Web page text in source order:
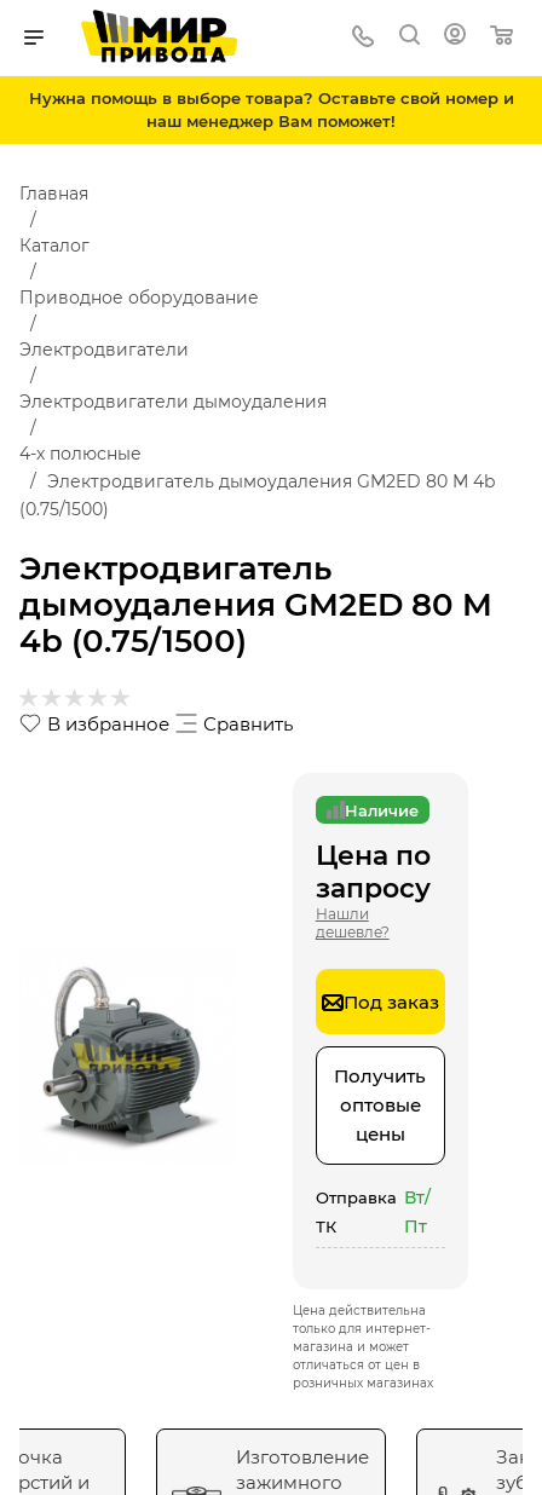
Нужна помощь в выборе товара? Оставьте свой номер и
наш менеджер Вам поможет!
Электродвигатель
дымоудаления GM2ED 80 M
4b (0.75/1500)
Главная
Каталог
Приводное оборудование
Электродвигатели
Электродвигатели дымоудаления
4-х полюсные
Электродвигатель дымоудаления GM2ED 80 M 4b
(0.75/1500)
В избранное Сравнить
Наличие
Цена по
запросу
Нашли
дешевле?
Под заказ
Получить
оптовые
цены
Отправка
ТК
Вт/
Пт
Цена действительна
только для интернет-
магазина и может
отличаться от цен в
розничных магазинах
и
Изготовление
зажимного